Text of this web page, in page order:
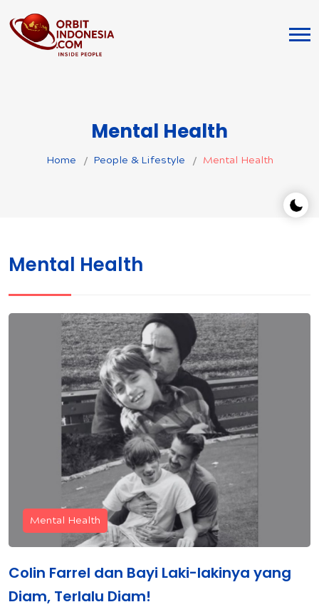
Mental Health
Home People & Lifestyle Mental Health
Mental Health
Mental Health
Colin Farrel dan Bayi Laki-lakinya yang
Diam, Terlalu Diam!